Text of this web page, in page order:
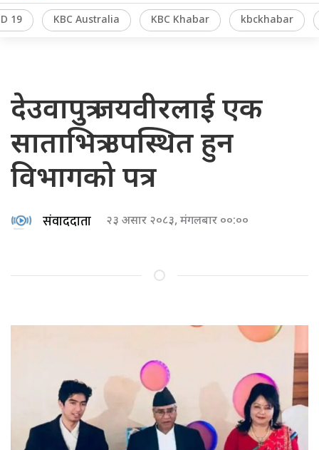
19 KBC Australia KBC Khabar kbckhabar
देउवापुत्र जयवीरलाई एक
साताभित्र उपस्थित हुन
विभागको पत्र
संवाददाता २३ असार २०८३, मंगलबार ००:००